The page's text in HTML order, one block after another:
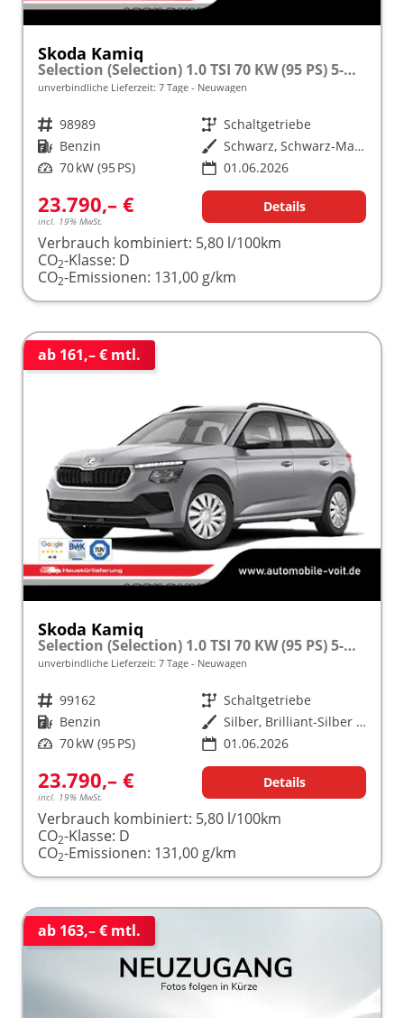
Skoda Kamiq
Selection (Selection) 1.0 TSI 70 KW (95 PS) 5-Gang Schaltgetriebe
unverbindliche Lieferzeit: 7 Tage Neuwagen
Fahrzeugnr. 98989 Getriebe Schaltgetriebe
Kraftstoff Benzin Außenfarbe
Schwarz, Schwarz-Magic Perleffekt (1Z)
Leistung 70 kW (95 PS) 01.06.2026
23.790,– €
incl. 19% MwSt.
Details
Verbrauch kombiniert: 5,80 l/100km
CO2-Klasse: D
CO2-Emissionen: 131,00 g/km
ab 161,– € mtl.
Skoda Kamiq
Selection (Selection) 1.0 TSI 70 KW (95 PS) 5-Gang Schaltgetriebe
unverbindliche Lieferzeit: 7 Tage Neuwagen
Fahrzeugnr. 99162 Getriebe Schaltgetriebe
Kraftstoff Benzin Außenfarbe
Silber, Brilliant-Silber Metallic (8E)
Leistung 70 kW (95 PS) 01.06.2026
23.790,– €
incl. 19% MwSt.
Details
Verbrauch kombiniert: 5,80 l/100km
CO2-Klasse: D
CO2-Emissionen: 131,00 g/km
ab 163,– € mtl.